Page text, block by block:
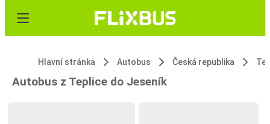
Hlavní stránka Autobus Česká republika
Autobus z Teplice do Jeseník